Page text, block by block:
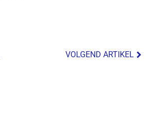
VOLGEND ARTIKEL